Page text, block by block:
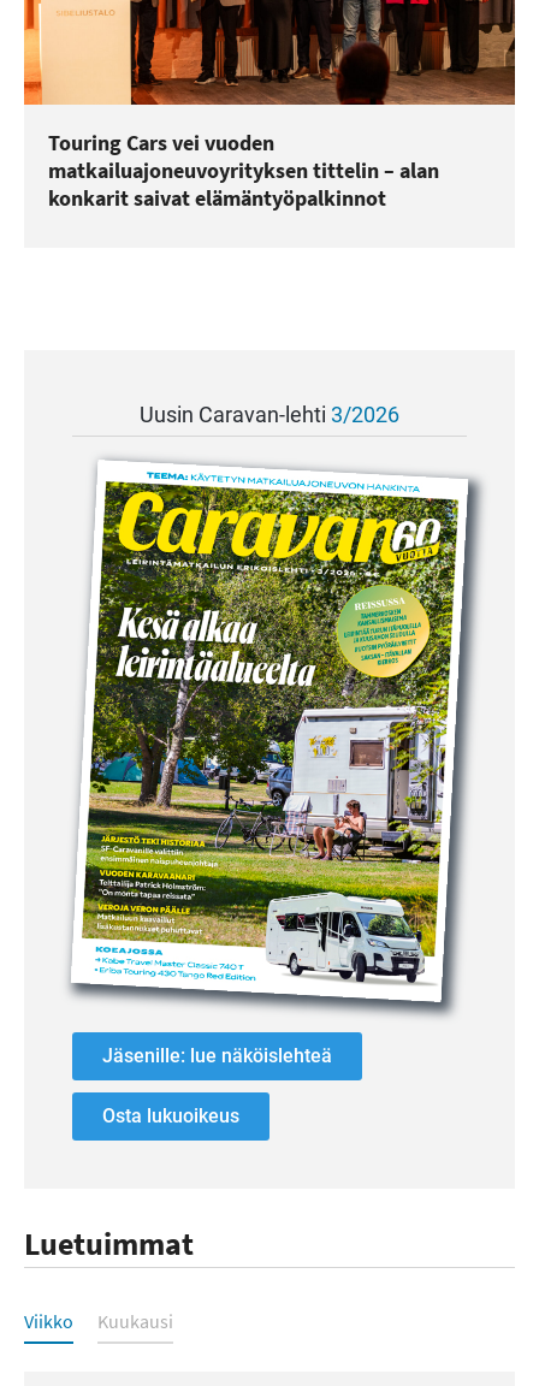
Touring Cars vei vuoden
matkailuajoneuvoyrityksen tittelin – alan
konkarit saivat elämäntyöpalkinnot
Uusin Caravan-lehti 3/2026
Jäsenille: lue näköislehteä
Osta lukuoikeus
Luetuimmat
Luetuimmat
Viikko Kuukausi